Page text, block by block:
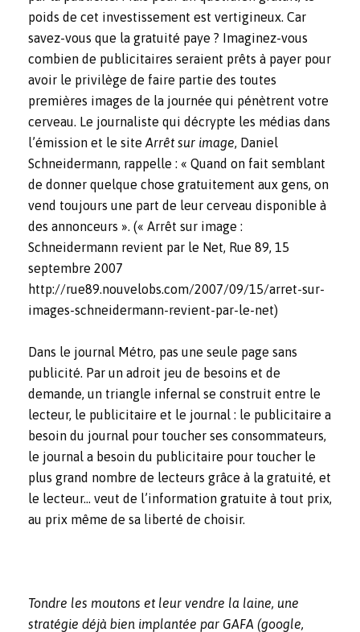
poids de cet investissement est vertigineux. Car
savez-vous que la gratuité paye ? Imaginez-vous
combien de publicitaires seraient prêts à payer pour
avoir le privilège de faire partie des toutes
premières images de la journée qui pénètrent votre
cerveau. Le journaliste qui décrypte les médias dans
l’émission et le site Arrêt sur image, Daniel
Schneidermann, rappelle : « Quand on fait semblant
de donner quelque chose gratuitement aux gens, on
vend toujours une part de leur cerveau disponible à
des annonceurs ». (« Arrêt sur image :
Schneidermann revient par le Net, Rue 89, 15
septembre 2007
http://rue89.nouvelobs.com/2007/09/15/arret-sur-
images-schneidermann-revient-par-le-net)
Dans le journal Métro, pas une seule page sans
publicité. Par un adroit jeu de besoins et de
demande, un triangle infernal se construit entre le
lecteur, le publicitaire et le journal : le publicitaire a
besoin du journal pour toucher ses consommateurs,
le journal a besoin du publicitaire pour toucher le
plus grand nombre de lecteurs grâce à la gratuité, et
le lecteur… veut de l’information gratuite à tout prix,
au prix même de sa liberté de choisir.
Tondre les moutons et leur vendre la laine, une
stratégie déjà bien implantée par GAFA (google,